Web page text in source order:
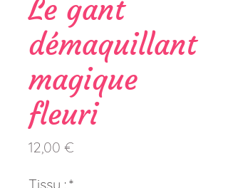
Le gant
démaquillant
magique
fleuri
12,00 €
Tissu : *